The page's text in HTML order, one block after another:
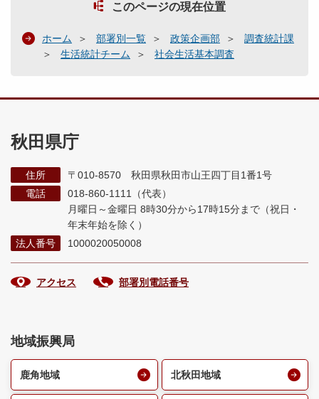
このページの現在位置
ホーム 部署別一覧 政策企画部
調査統計課
生活統計チーム
社会生活基本調査
秋田県庁
住所
〒010-8570 秋田県秋田市山王四丁目1番1号
電話
018-860-1111（代表）
月曜日～金曜日 8時30分から17時15分まで （祝日・
年末年始を除く）
法人番号
1000020050008
アクセス 部署別電話番号
地域振興局
鹿角地域 北秋田地域